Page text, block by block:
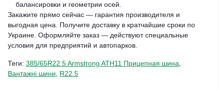
балансировки и геометрии осей.
Закажите прямо сейчас — гарантия производителя и
выгодная цена. Получите доставку в кратчайшие сроки по
Украине. Оформляйте заказ — действуют специальные
условия для предприятий и автопарков.
Теги: 385/65R22.5 Armstrong ATH11 Прицепная шина
Вантажні шини
R22.5